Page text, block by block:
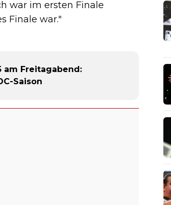
war im ersten Finale
Finale war."
am Freitagabend:
Saison